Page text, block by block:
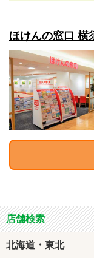
ほけんの窓口 横
店舗検索
北海道・東北